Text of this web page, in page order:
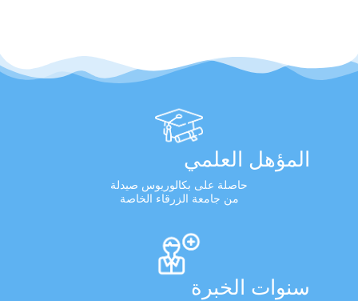
المؤهل العلمي
حاصلة على بكالوريوس صيدلة
من جامعة الزرقاء الخاصة
سنوات الخبرة